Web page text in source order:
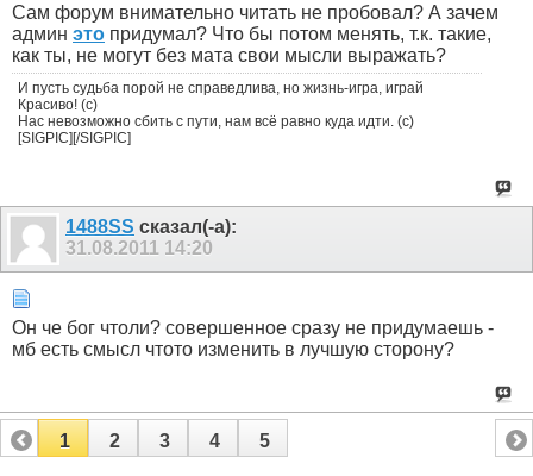
Сам форум внимательно читать не пробовал? А зачем
админ это придумал? Что бы потом менять, т.к. такие,
как ты, не могут без мата свои мысли выражать?
И пусть судьба порой не справедлива, но жизнь-игра, играй
Красиво! (с)
Нас невозможно сбить с пути, нам всё равно куда идти. (с)
[SIGPIC][/SIGPIC]
1488SS сказал(-а):
31.08.2011 14:20
Он че бог чтоли? совершенное сразу не придумаешь -
мб есть смысл чтото изменить в лучшую сторону?
1 2 3 4 5